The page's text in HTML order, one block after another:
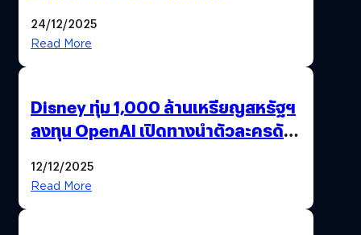
24/12/2025
Read More
Disney ทุ่ม 1,000 ล้านเหรียญสหรัฐฯ
ลงทุน OpenAI เปิดทางนำตัวละครดัง
12/12/2025
Read More